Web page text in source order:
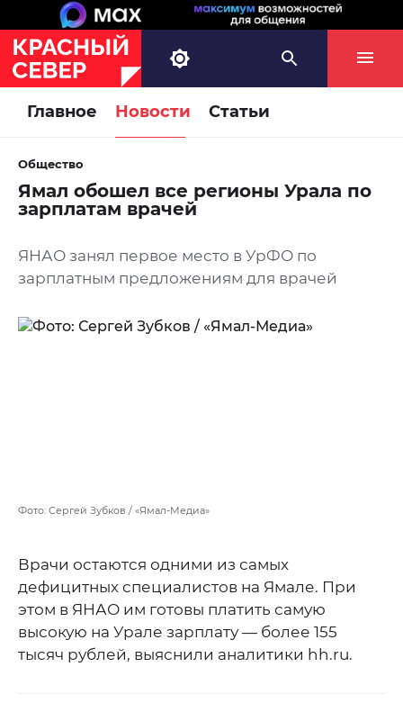
Главное Новости Статьи
Общество
Ямал обошел все регионы Урала по
зарплатам врачей
ЯНАО занял первое место в УрФО по
зарплатным предложениям для врачей
Фото: Сергей Зубков / «Ямал-Медиа»
Врачи остаются одними из самых
дефицитных специалистов на Ямале. При
этом в ЯНАО им готовы платить самую
высокую на Урале зарплату — более 155
тысяч рублей, выяснили аналитики hh.ru.